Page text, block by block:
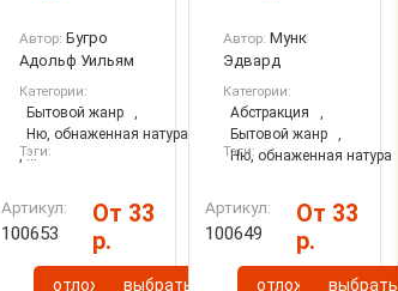
Автор: Бугро
Адольф Уильям
Категории:
Бытовой жанр
,
Ню, обнаженная натура
, ...
Тэги:
Артикул:
100653
От 33
р.
отложитьвыбрать
Автор: Мунк
Эдвард
Категории:
Абстракция
,
Бытовой жанр
,
Ню, обнаженная натура
Тэги:
Артикул:
100649
От 33
р.
отложитьвыбрать